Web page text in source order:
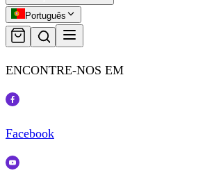
Português
ENCONTRE-NOS EM
Facebook